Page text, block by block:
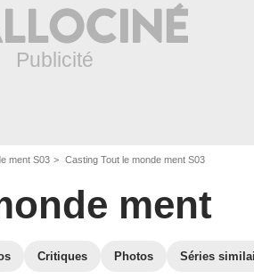
ment S03 Casting Tout le monde ment S03
ment
Critiques Photos Séries